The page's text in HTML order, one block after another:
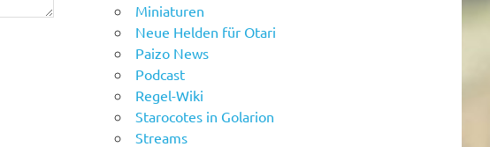
Miniaturen
Neue Helden für Otari
Paizo News
Podcast
Regel-Wiki
Starocotes in Golarion
Streams